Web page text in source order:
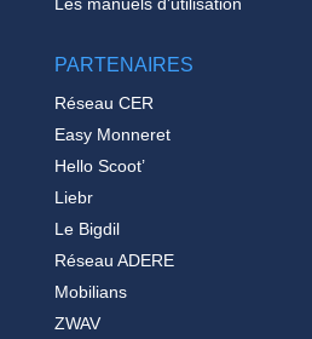
PARTENAIRES
Réseau CER
Easy Monneret
Hello Scoot’
Liebr
Le Bigdil
Réseau ADERE
Mobilians
ZWAV